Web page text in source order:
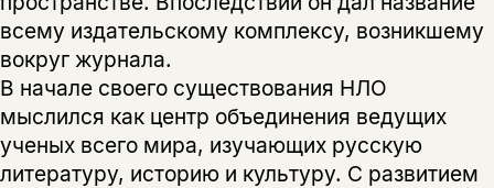
всему издательскому комплексу, возникшему
вокруг журнала.
В начале своего существования НЛО
мыслился как центр объединения ведущих
ученых всего мира, изучающих русскую
литературу, историю и культуру. С развитием